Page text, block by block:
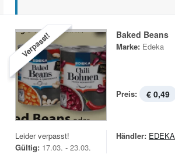
Verpasst! Baked Beans
Marke: Edeka
Preis: € 0,49
Leider verpasst!
Gültig: 17.03. - 23.03.
Händler: